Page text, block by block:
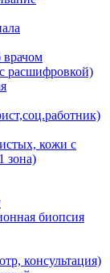
врачом
расшифровкой)
кожи с
зона)
биопсия
консультация)